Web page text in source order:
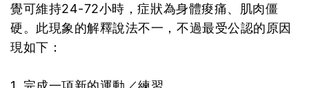
覺可維持24-72小時，症狀為身體痠痛、肌肉僵
硬。此現象的解釋說法不一，不過最受公認的原因
現如下：